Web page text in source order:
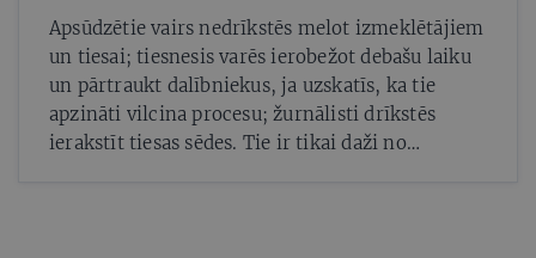
Apsūdzētie vairs nedrīkstēs melot izmeklētājiem
un tiesai; tiesnesis varēs ierobežot debašu laiku
un pārtraukt dalībniekus, ja uzskatīs, ka tie
apzināti vilcina procesu; žurnālisti drīkstēs
ierakstīt tiesas sēdes. Tie ir tikai daži no